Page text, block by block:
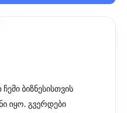
დაცვა
ბიზნესისთვის
იყო. გვერდები